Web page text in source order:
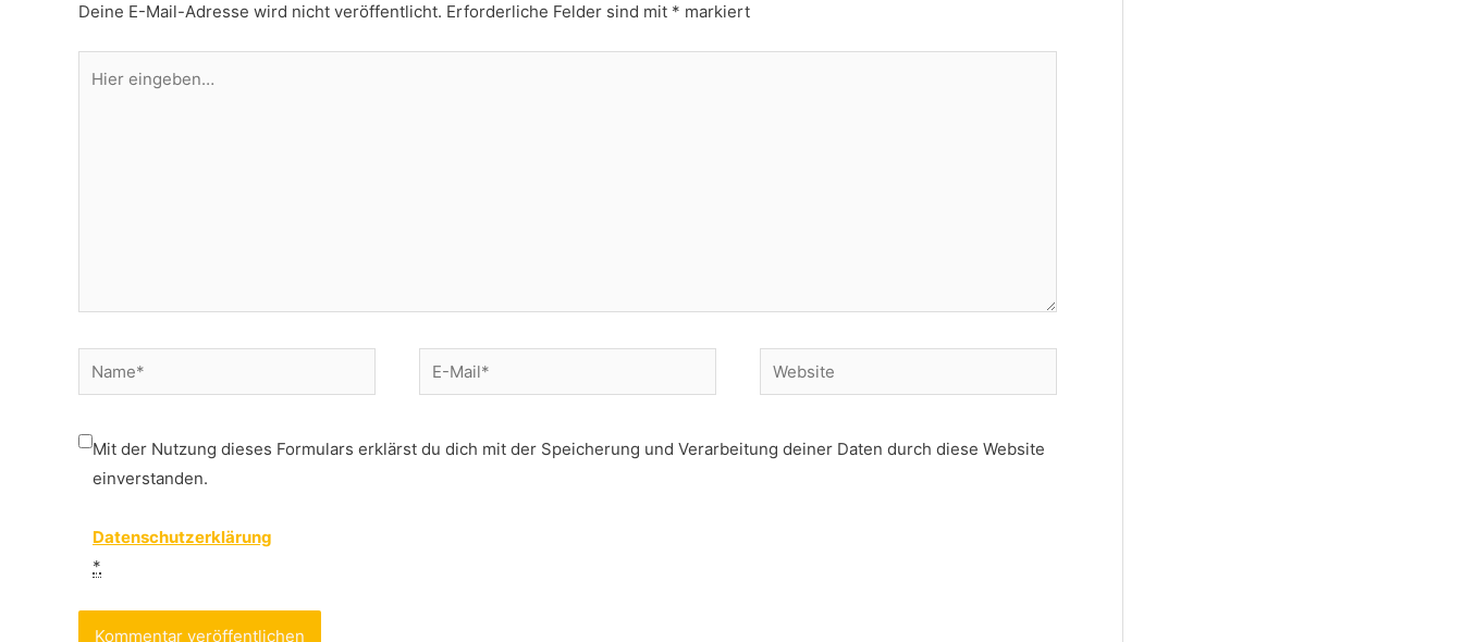
Deine E-Mail-Adresse wird nicht veröffentlicht. Erforderliche Felder sind mit * markiert
eingeben…
Name*
E-
Mail*
Website
Mit der Nutzung dieses Formulars erklärst du dich mit der Speicherung und Verarbeitung deiner Daten durch diese Website
einverstanden.
Datenschutzerklärung
*